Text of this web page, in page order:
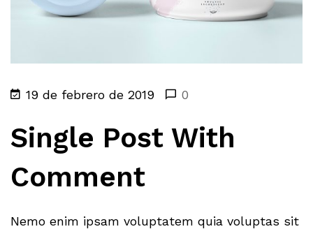
19 de febrero de 2019 0
Single Post With
Comment
Nemo enim ipsam voluptatem quia voluptas sit